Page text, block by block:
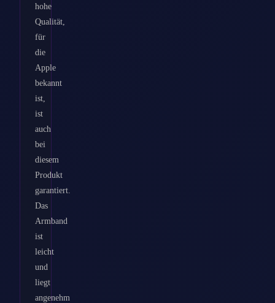
hohe
Qualität,
für
die
Apple
bekannt
ist,
ist
auch
bei
diesem
Produkt
garantiert.
Das
Armband
ist
leicht
und
liegt
angenehm